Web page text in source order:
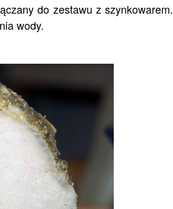
do zestawu z szynkowarem.
wody.